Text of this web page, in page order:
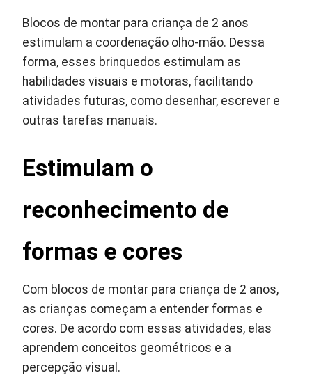
Blocos de montar para criança de 2 anos
estimulam a coordenação olho-mão. Dessa
forma, esses brinquedos estimulam as
habilidades visuais e motoras, facilitando
atividades futuras, como desenhar, escrever e
outras tarefas manuais.
Estimulam o
reconhecimento de
formas e cores
Com blocos de montar para criança de 2 anos,
as crianças começam a entender formas e
cores. De acordo com essas atividades, elas
aprendem conceitos geométricos e a
percepção visual.